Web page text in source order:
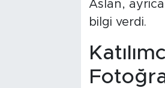
Aslan,
bilgi verdi.